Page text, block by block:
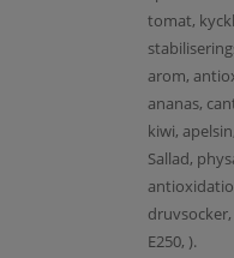
tomat,
arom,
ananas,
kiwi,
Sallad,
E250, ).